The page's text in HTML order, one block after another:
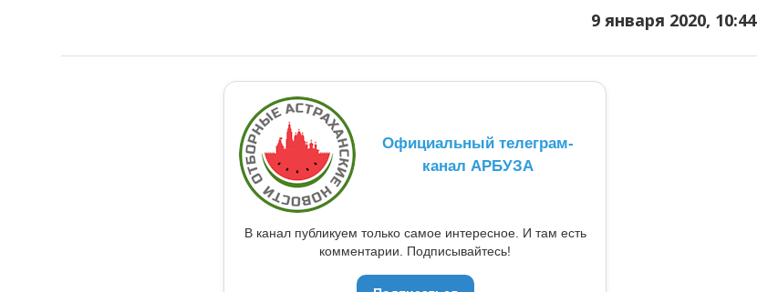
9 января 2020, 10:44
Официальный телеграм-
канал АРБУЗА
В канал публикуем только самое интересное. И там есть
комментарии. Подписывайтесь!